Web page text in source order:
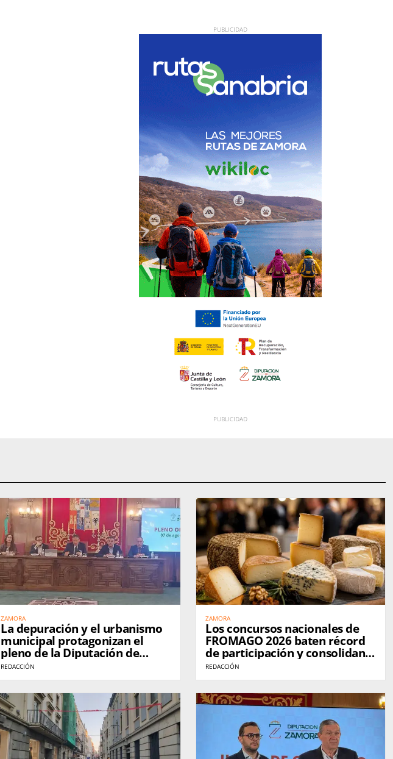
ZAMORA
La depuración y el urbanismo
municipal protagonizan el
pleno de la Diputación de
Zamora
REDACCIÓN
ZAMORA
Los concursos nacionales de
FROMAGO 2026 baten récord
de participación y consolidan a
Zamora como referente del
queso en España
REDACCIÓN